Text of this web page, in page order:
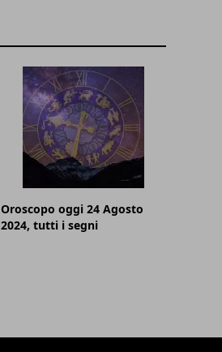
Oroscopo oggi 24 Agosto
2024, tutti i segni